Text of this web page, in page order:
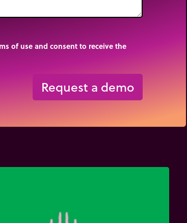
of use and consent to receive the
Request a demo